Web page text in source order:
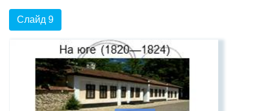
Слайд 9